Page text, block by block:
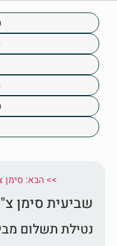
הבא: סימן צ"ח זהירות בתוצרת של אוצר בי"ד <<
שביעית סימן
נטילת תשלום